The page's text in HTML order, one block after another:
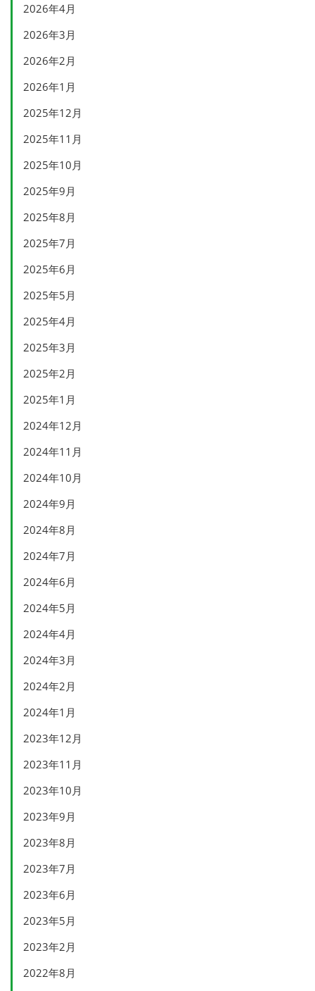
2026年4月
2026年3月
2026年2月
2026年1月
2025年12月
2025年11月
2025年10月
2025年9月
2025年8月
2025年7月
2025年6月
2025年5月
2025年4月
2025年3月
2025年2月
2025年1月
2024年12月
2024年11月
2024年10月
2024年9月
2024年8月
2024年7月
2024年6月
2024年5月
2024年4月
2024年3月
2024年2月
2024年1月
2023年12月
2023年11月
2023年10月
2023年9月
2023年8月
2023年7月
2023年6月
2023年5月
2023年2月
2022年8月